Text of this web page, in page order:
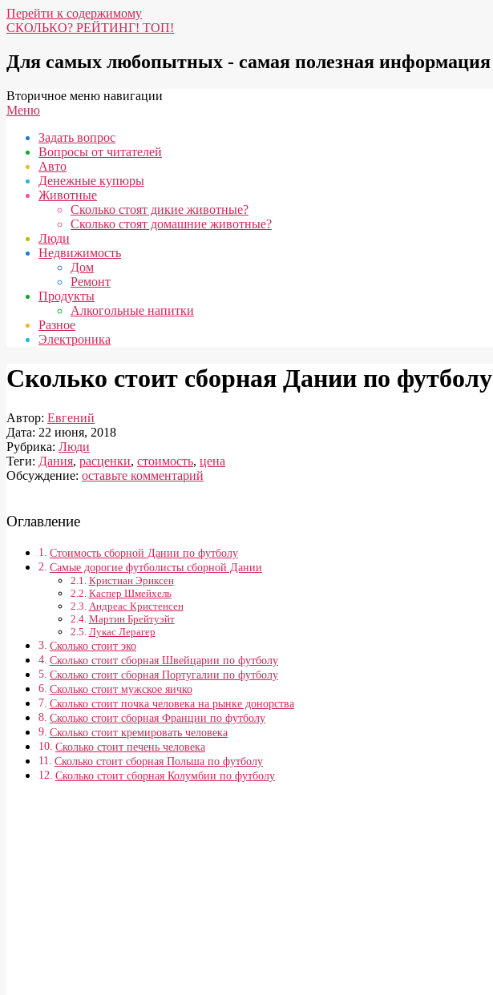
Перейти к содержимому
СКОЛЬКО? РЕЙТИНГ! ТОП!
Для самых любопытных - самая полезная информация
Вторичное меню навигации
Меню
Задать вопрос
Вопросы от читателей
Авто
Денежные купюры
Животные
Сколько стоят дикие животные?
Сколько стоят домашние животные?
Люди
Недвижимость
Дом
Ремонт
Продукты
Алкогольные напитки
Разное
Электроника
Сколько стоит сборная Дании по футболу
Автор: Евгений
Дата: 22 июня, 2018
Рубрика: Люди
Теги: Дания, расценки, стоимость, цена
Обсуждение: оставьте комментарий
Оглавление
Стоимость сборной Дании по футболу
Самые дорогие футболисты сборной Дании
Кристиан Эриксен
Каспер Шмейхель
Андреас Кристенсен
Мартин Брейтуэйт
Лукас Лерагер
Сколько стоит эко
Сколько стоит сборная Швейцарии по футболу
Сколько стоит сборная Португалии по футболу
Сколько стоит мужское яичко
Сколько стоит почка человека на рынке донорства
Сколько стоит сборная Франции по футболу
Сколько стоит кремировать человека
Сколько стоит печень человека
Сколько стоит сборная Польша по футболу
Сколько стоит сборная Колумбии по футболу